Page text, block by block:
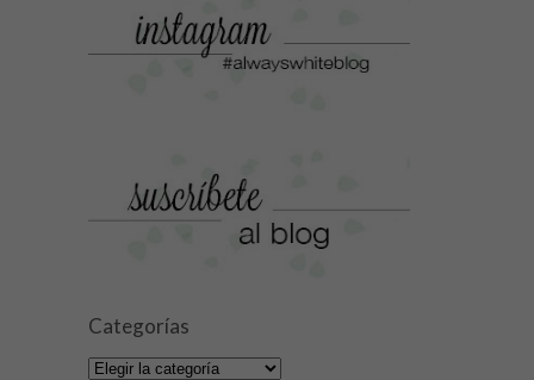
Categorías
Categorías